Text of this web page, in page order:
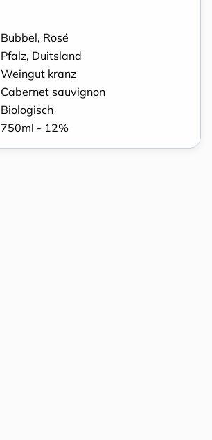
Bubbel, Rosé
Pfalz, Duitsland
Weingut kranz
Cabernet sauvignon
Biologisch
750ml - 12%